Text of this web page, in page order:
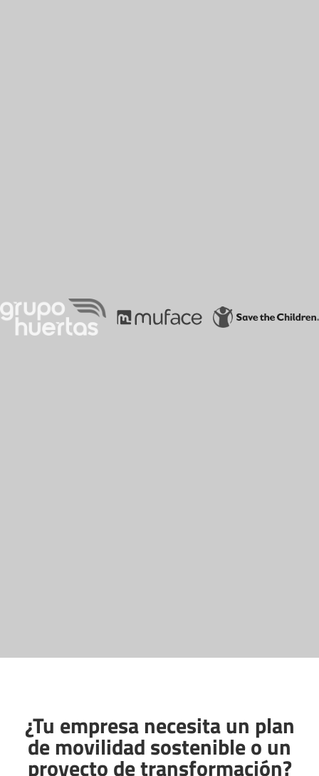
¿Tu empresa necesita un plan
de movilidad sostenible o un
proyecto de transformación?